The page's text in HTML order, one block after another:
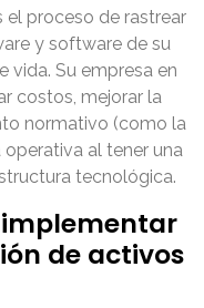
el proceso de rastrear
y software de su
vida. Su empresa en
costos, mejorar la
normativo (como la
operativa al tener una
tecnológica.
implementar
de activos